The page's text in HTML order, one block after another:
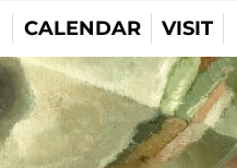
CALENDAR VISIT